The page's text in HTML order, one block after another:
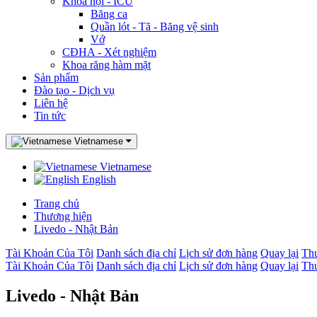
Băng ca
Quần lót - Tã - Băng vệ sinh
Vớ
CĐHA - Xét nghiệm
Khoa răng hàm mặt
Sản phẩm
Đào tạo - Dịch vụ
Liên hệ
Tin tức
Vietnamese
Vietnamese
English
Trang chủ
Thương hiện
Livedo - Nhật Bản
Tài Khoản Của Tôi Danh sách địa chỉ Lịch sử đơn hàng Quay lại
Tài Khoản Của Tôi Danh sách địa chỉ Lịch sử đơn hàng Quay lại
Livedo - Nhật Bản